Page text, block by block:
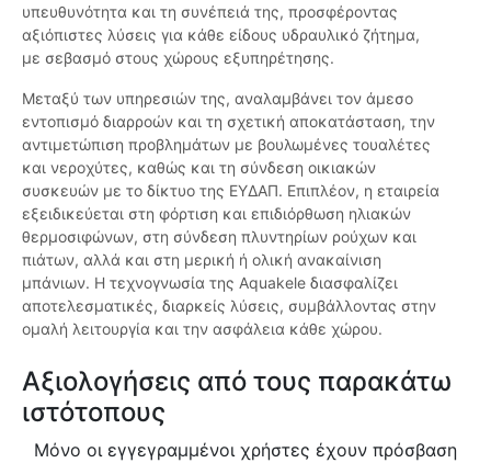
υπευθυνότητα και τη συνέπειά της, προσφέροντας
αξιόπιστες λύσεις για κάθε είδους υδραυλικό ζήτημα,
με σεβασμό στους χώρους εξυπηρέτησης.
Μεταξύ των υπηρεσιών της, αναλαμβάνει τον άμεσο
εντοπισμό διαρροών και τη σχετική αποκατάσταση, την
αντιμετώπιση προβλημάτων με βουλωμένες τουαλέτες
και νεροχύτες, καθώς και τη σύνδεση οικιακών
συσκευών με το δίκτυο της ΕΥΔΑΠ. Επιπλέον, η εταιρεία
εξειδικεύεται στη φόρτιση και επιδιόρθωση ηλιακών
θερμοσιφώνων, στη σύνδεση πλυντηρίων ρούχων και
πιάτων, αλλά και στη μερική ή ολική ανακαίνιση
μπάνιων. Η τεχνογνωσία της Aquakele διασφαλίζει
αποτελεσματικές, διαρκείς λύσεις, συμβάλλοντας στην
ομαλή λειτουργία και την ασφάλεια κάθε χώρου.
Αξιολογήσεις από τους παρακάτω
ιστότοπους
Μόνο οι εγγεγραμμένοι χρήστες έχουν πρόσβαση